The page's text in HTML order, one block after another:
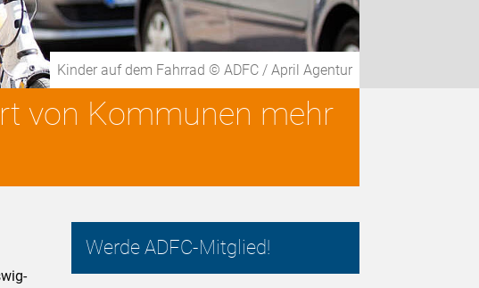
Kinder auf dem Fahrrad © ADFC / April Agentur
von Kommunen mehr
Werde ADFC-Mitglied!